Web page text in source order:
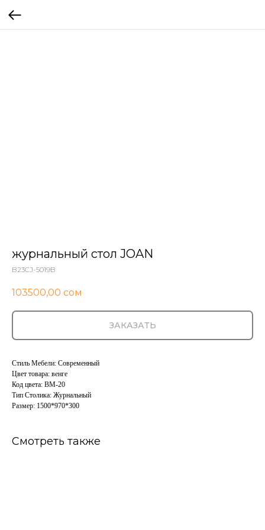
журнальный стол JOAN
B23CJ-5019B
103500,00 сом
ЗАКАЗАТЬ
Стиль Мебели: Современный
Цвет товара: венге
Код цвета: BM-20
Тип Столика: Журнальный
Размер: 1500*970*300
Смотреть также